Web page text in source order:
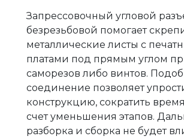
Запрессовочный угловой
безрезьбовой помогает
металлические листы с
платами под прямым углом
саморезов либо винтов.
соединение позволяет
конструкцию, сократить
счет уменьшения этапов.
разборка и сборка не будет